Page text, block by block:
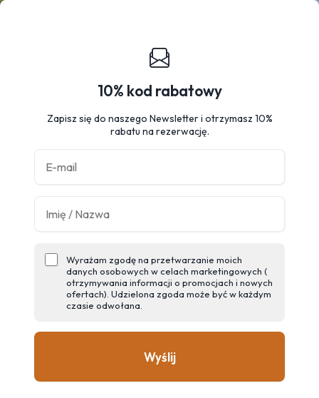
10% kod rabatowy
Zapisz się do naszego Newsletter i otrzymasz 10%
rabatu na rezerwację.
Wyrażam zgodę na przetwarzanie moich
danych osobowych w celach marketingowych (
otrzymywania informacji o promocjach i nowych
ofertach). Udzielona zgoda może być w każdym
czasie odwołana.
Wyślij